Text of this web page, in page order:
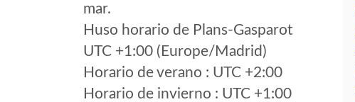
mar.
Huso horario de Plans-Gasparot
UTC +1:00 (Europe/Madrid)
Horario de verano : UTC +2:00
Horario de invierno : UTC +1:00